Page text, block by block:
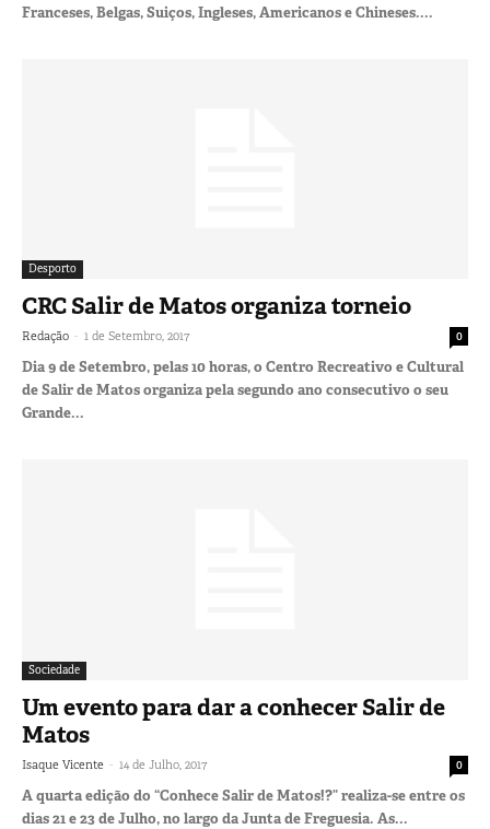
Franceses, Belgas, Suiços, Ingleses, Americanos e Chineses....
Desporto
CRC Salir de Matos organiza torneio
Redação - 1 de Setembro, 2017 0
Dia 9 de Setembro, pelas 10 horas, o Centro Recreativo e Cultural
de Salir de Matos organiza pela segundo ano consecutivo o seu
Grande...
Sociedade
Um evento para dar a conhecer Salir de
Matos
Isaque Vicente - 14 de Julho, 2017 0
A quarta edição do “Conhece Salir de Matos!?” realiza-se entre os
dias 21 e 23 de Julho, no largo da Junta de Freguesia. As...